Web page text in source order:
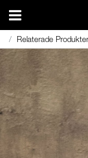
Relaterade Produkter
Relaterade Produkter